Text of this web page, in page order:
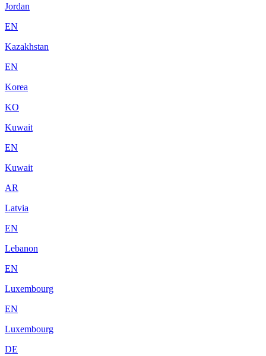
Jordan
EN
Kazakhstan
EN
Korea
KO
Kuwait
EN
Kuwait
AR
Latvia
EN
Lebanon
EN
Luxembourg
EN
Luxembourg
DE